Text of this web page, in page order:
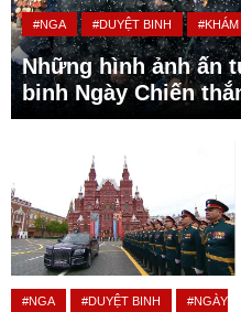
#NGA #DUYỆT BINH #KHÁM
Những hình ảnh ấn
binh Ngày Chiến
#NGA #DUYỆT BINH
#NGÀY